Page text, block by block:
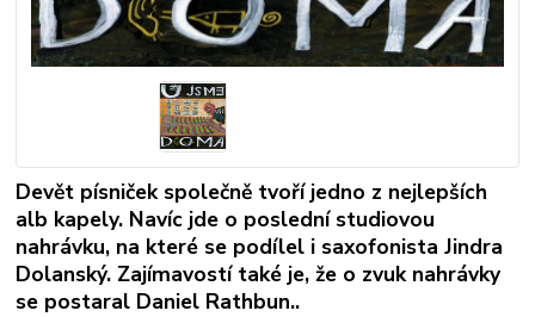
Devět písniček společně tvoří jedno z nejlepších
alb kapely. Navíc jde o poslední studiovou
nahrávku, na které se podílel i saxofonista Jindra
Dolanský. Zajímavostí také je, že o zvuk nahrávky
se postaral Daniel Rathbun..